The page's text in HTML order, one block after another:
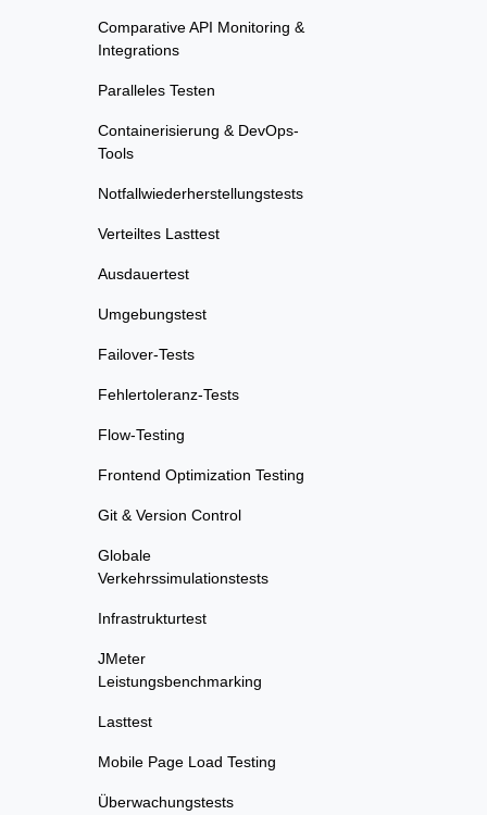
Comparative API Monitoring &
Integrations
Paralleles Testen
Containerisierung & DevOps-
Tools
Notfallwiederherstellungstests
Verteiltes Lasttest
Ausdauertest
Umgebungstest
Failover-Tests
Fehlertoleranz-Tests
Flow-Testing
Frontend Optimization Testing
Git & Version Control
Globale
Verkehrssimulationstests
Infrastrukturtest
JMeter
Leistungsbenchmarking
Lasttest
Mobile Page Load Testing
Überwachungstests